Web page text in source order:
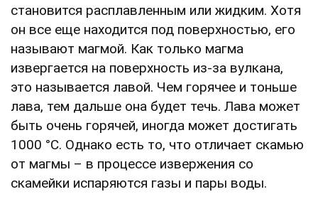
становится расплавленным или жидким. Хотя
он все еще находится под поверхностью, его
называют магмой. Как только магма
извергается на поверхность из-за вулкана,
это называется лавой. Чем горячее и тоньше
лава, тем дальше она будет течь. Лава может
быть очень горячей, иногда может достигать
1000 °C. Однако есть то, что отличает скамью
от магмы – в процессе извержения со
скамейки испаряются газы и пары воды.